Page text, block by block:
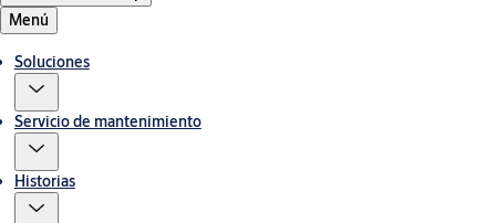
Menú
Soluciones
Servicio de mantenimiento
Historias